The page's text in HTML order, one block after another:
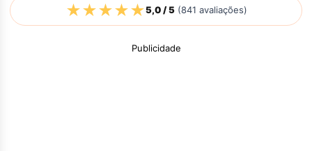
★★★★★5,0/ 5(841 avaliações)
Publicidade